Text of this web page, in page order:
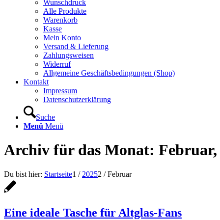
Wunschdruck
Alle Produkte
Warenkorb
Kasse
Mein Konto
Versand & Lieferung
Zahlungsweisen
Widerruf
Allgemeine Geschäftsbedingungen (Shop)
Kontakt
Impressum
Datenschutzerklärung
Suche
Menü Menü
Archiv für das Monat: Februar,
Du bist hier: Startseite1 / 20252 / Februar
Eine ideale Tasche für Altglas-Fans